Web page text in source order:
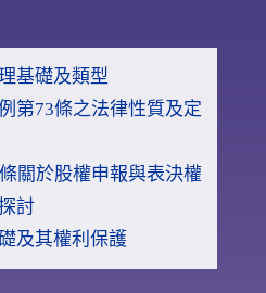
基礎及類型
第73條之法律性質及定
關於股權申報與表決權
討
及其權利保護